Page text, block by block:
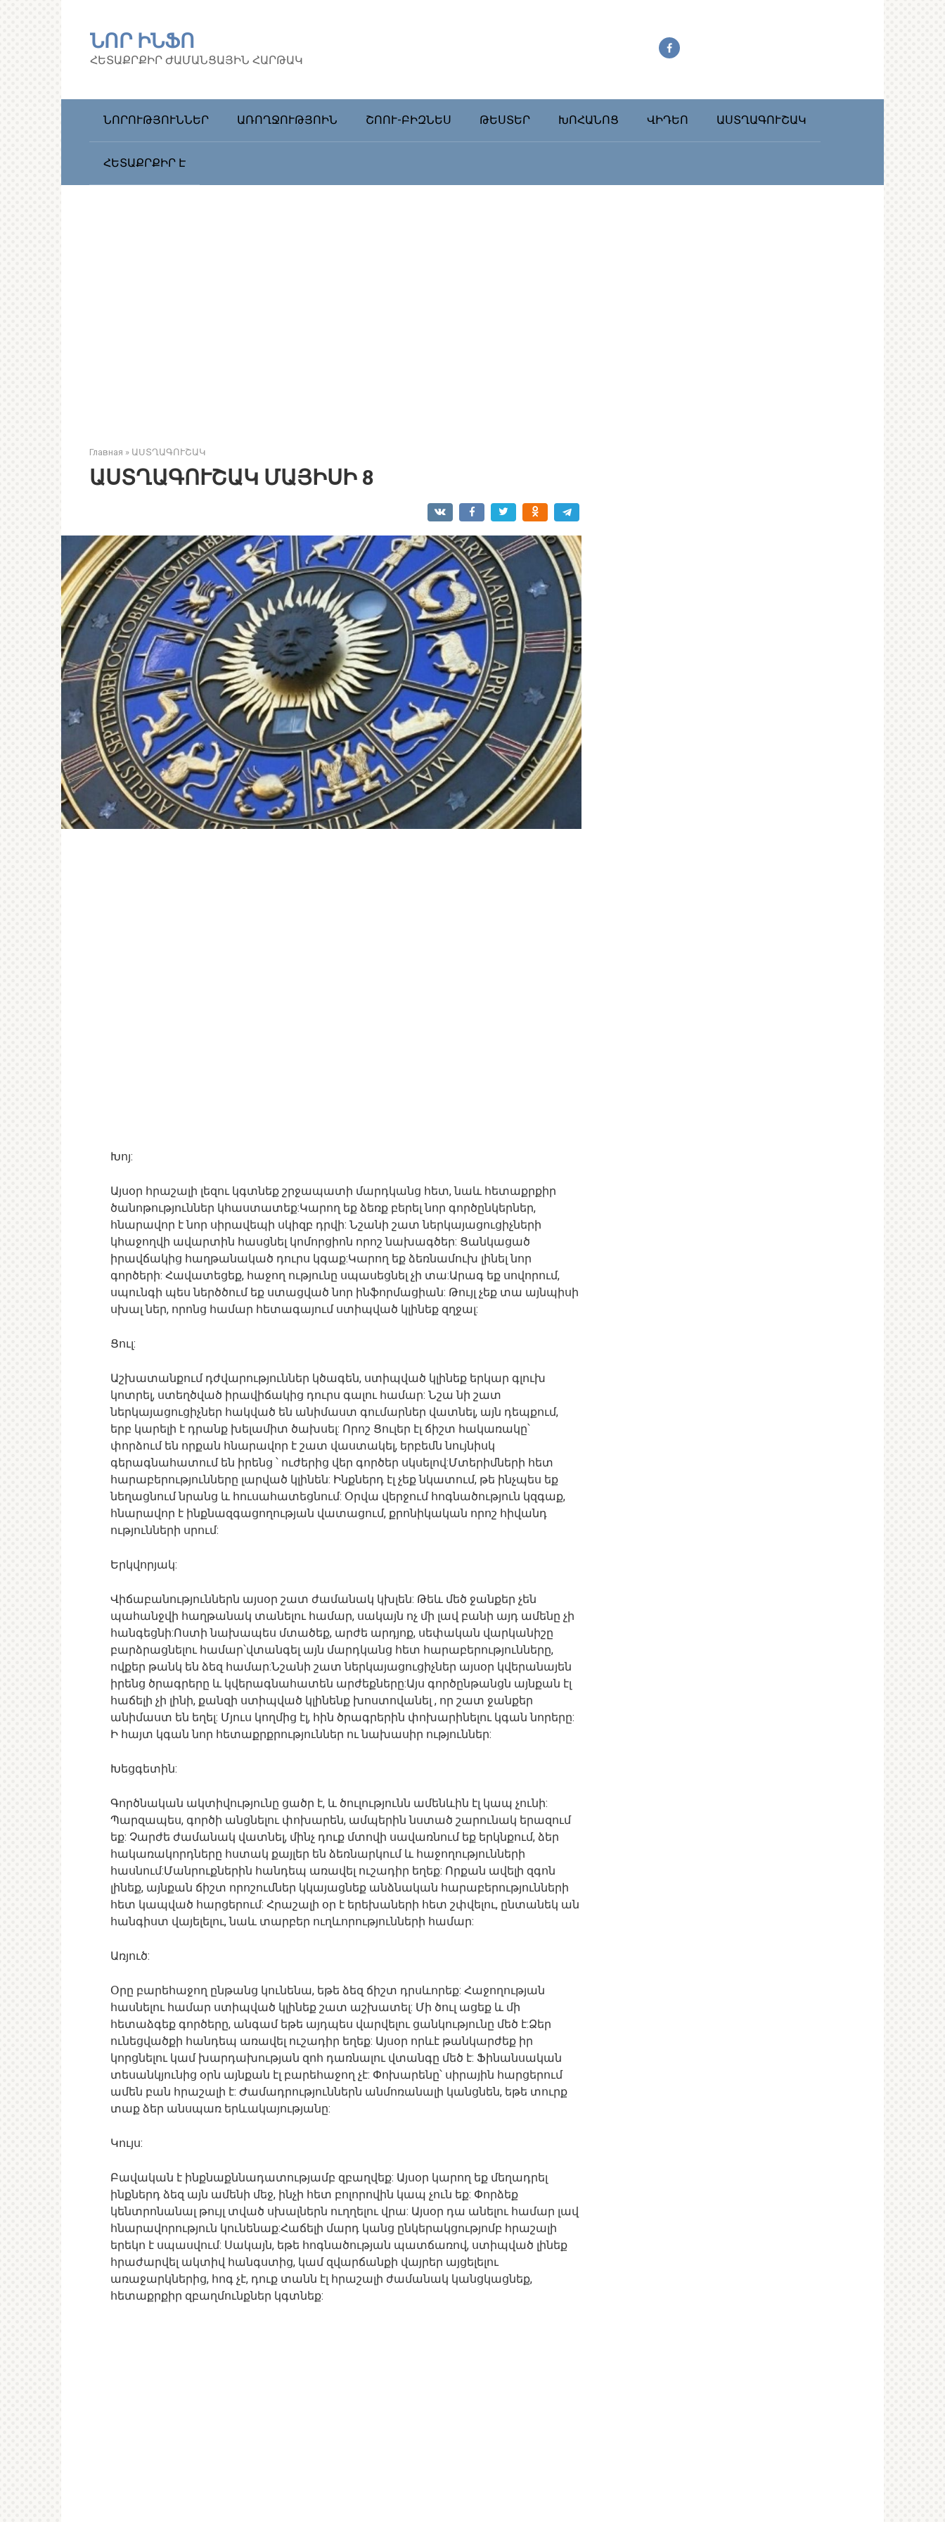
ՆՈՐ ԻՆՖՈ
ՀԵՏԱՔՐՔԻՐ ԺԱՄԱՆՑԱՅԻՆ ՀԱՐԹԱԿ
ՆՈՐՈՒԹՅՈՒՆՆԵՐ ԱՌՈՂՋՈՒԹՅՈԻՆ ՇՈՈՒ-ԲԻԶՆԵՍ ԹԵՍՏԵՐ ԽՈՀԱՆՈՑ ՎԻԴԵՈ ԱՍՏՂԱԳՈՒՇԱԿ
ՀԵՏԱՔՐՔԻՐ Է
Главная » ԱՍՏՂԱԳՈՒՇԱԿ
ԱՍՏՂԱԳՈՒՇԱԿ ՄԱՅԻՍԻ 8
Խոյ:
Այսօր հրաշալի լեզու կգտնեք շրջապատի մարդկանց հետ, նաև հետաքրքիր
ծանոթություններ կհաստատեք:Կարող եք ձեռք բերել նոր գործընկերներ,
հնարավոր է նոր սիրավեպի սկիզբ դրվի: Նշանի շատ ներկայացուցիչների
կհաջողվի ավարտին հասցնել կոմորցիոն որոշ նախագծեր: Ցանկացած
իրավճակից հաղթանակած դուրս կգաք:Կարող եք ձեռնամուխ լինել նոր
գործերի: Հավատեցեք, հաջող ությունը սպասեցնել չի տա:Արագ եք սովորում,
սպունգի պես ներծծում եք ստացված նոր ինֆորմացիան: Թույլ չեք տա այնպիսի
սխալ ներ, որոնց համար հետագայում ստիպված կլինեք զղջալ:
Ցուլ:
Աշխատանքում դժվարություններ կծագեն, ստիպված կլինեք երկար գլուխ
կոտրել, ստեղծված իրավիճակից դուրս գալու համար: Նշա նի շատ
ներկայացուցիչներ հակված են անիմաստ գումարներ վատնել, այն դեպքում,
երբ կարելի է դրանք խելամիտ ծախսել: Որոշ Ցուլեր էլ ճիշտ հակառակը՝
փորձում են որքան հնարավոր է շատ վաստակել, երբեմն նույնիսկ
գերագնահատում են իրենց ՝ ուժերից վեր գործեր սկսելով:Մտերիմների հետ
հարաբերությունները լարված կլինեն: Ինքներդ էլ չեք նկատում, թե ինչպես եք
նեղացնում նրանց և հուսահատեցնում: Օրվա վերջում հոգնածություն կզգաք,
հնարավոր է ինքնազգացողության վատացում, քրոնիկական որոշ հիվանդ
ությունների սրում:
Երկվորյակ:
Վիճաբանություններն այսօր շատ ժամանակ կխլեն: Թեև մեծ ջանքեր չեն
պահանջվի հաղթանակ տանելու համար, սակայն ոչ մի լավ բանի այդ ամենը չի
հանգեցնի:Ոստի նախապես մտածեք, արժե արդյոք, սեփական վարկանիշը
բարձրացնելու համար՝վտանգել այն մարդկանց հետ հարաբերությունները,
ովքեր թանկ են ձեզ համար:Նշանի շատ ներկայացուցիչներ այսօր կվերանայեն
իրենց ծրագրերը և կվերագնահատեն արժեքները:Այս գործընթանցն այնքան էլ
հաճելի չի լինի, քանզի ստիպված կլինենք խոստովանել , որ շատ ջանքեր
անիմաստ են եղել: Մյուս կողմից էլ, հին ծրագրերին փոխարինելու կգան նորերը:
Ի հայտ կգան նոր հետաքրքրություններ ու նախասիր ություններ:
Խեցգետին:
Գործնական ակտիվությունը ցածր է, և ծուլությունն ամենևին էլ կապ չունի:
Պարզապես, գործի անցնելու փոխարեն, ամպերին նստած շարունակ երազում
եք: Չարժե ժամանակ վատնել, մինչ դուք մտովի սավառնում եք երկնքում, ձեր
հակառակորդները հստակ քայլեր են ձեռնարկում և հաջողությունների
հասնում:Մանրուքներին հանդեպ առավել ուշադիր եղեք: Որքան ավելի զգոն
լինեք, այնքան ճիշտ որոշումներ կկայացնեք անձնական հարաբերությունների
հետ կապված հարցերում: Հրաշալի օր է երեխաների հետ շփվելու, ընտանեկ ան
հանգիստ վայելելու, նաև տարբեր ուղևորությունների համար:
Առյուծ:
Օրը բարեհաջող ընթանց կունենա, եթե ձեզ ճիշտ դրսևորեք: Հաջողության
հասնելու համար ստիպված կլինեք շատ աշխատել: Մի ծուլ ացեք և մի
հետաձգեք գործերը, անգամ եթե այդպես վարվելու ցանկությունը մեծ է:Ձեր
ունեցվածքի հանդեպ առավել ուշադիր եղեք: Այսօր որևէ թանկարժեք իր
կորցնելու կամ խարդախության զոհ դառնալու վտանգը մեծ է: Ֆինանսական
տեսանկյունից օրն այնքան էլ բարեհաջող չէ: Փոխարենը՝ սիրային հարցերում
ամեն բան հրաշալի է: Ժամադրություններն անմոռանալի կանցնեն, եթե տուրք
տաք ձեր անսպառ երևակայությանը:
Կույս:
Բավական է ինքնաքննադատությամբ զբաղվեք: Այսօր կարող եք մեղադրել
ինքներդ ձեզ այն ամենի մեջ, ինչի հետ բոլորովին կապ չուն եք: Փորձեք
կենտրոնանալ թույլ տված սխալներն ուղղելու վրա: Այսօր դա անելու համար լավ
հնարավորություն կունենաք:Հաճելի մարդ կանց ընկերակցությոմբ հրաշալի
երեկո է սպասվում: Սակայն, եթե հոգնածության պատճառով, ստիպված լինեք
հրաժարվել ակտիվ հանգստից, կամ զվարճանքի վայրեր այցելելու
առաջարկներից, հոգ չէ, դուք տանն էլ հրաշալի ժամանակ կանցկացնեք,
հետաքրքիր զբաղմունքներ կգտնեք: